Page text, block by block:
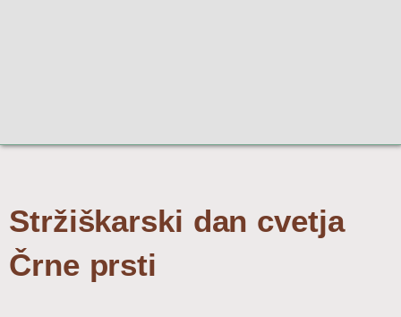
Stržiškarski dan cvetja
Črne prsti